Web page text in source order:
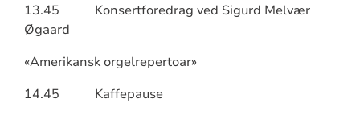
13.45 Konsertforedrag ved Sigurd Melvær
Øgaard
«Amerikansk orgelrepertoar»
14.45 Kaffepause